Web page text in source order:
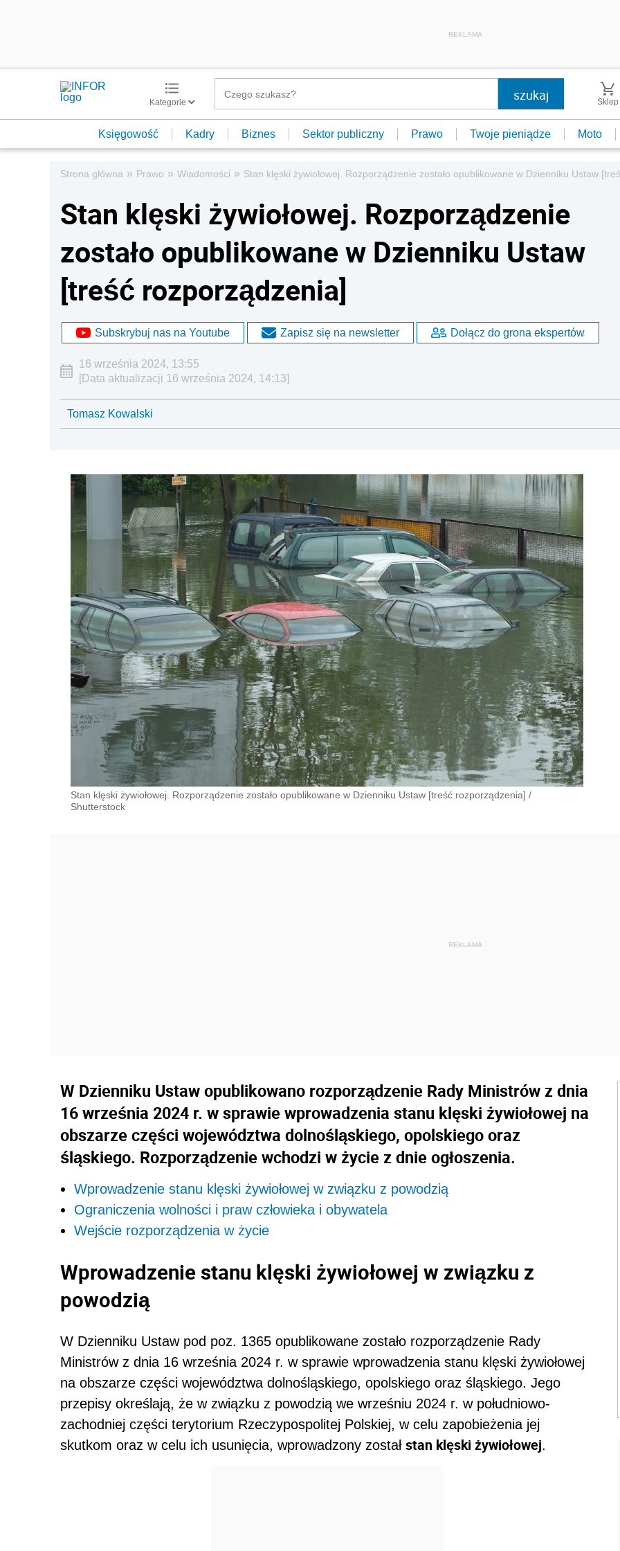
REKLAMA
Kategorie Sklep
Księgowość Kadry Biznes Sektor publiczny Prawo Twoje pieniądze Moto
Strona główna » Prawo » Wiadomości » Stan klęski żywiołowej. Rozporządzenie zostało opublikowane w Dzienniku Ustaw
Stan klęski żywiołowej. Rozporządzenie
zostało opublikowane w Dzienniku Ustaw
[treść rozporządzenia]
Subskrybuj nas na Youtube Zapisz się na newsletter Dołącz do grona ekspertów
16 września 2024, 13:55
[Data aktualizacji 16 września 2024, 14:13]
Tomasz Kowalski
Stan klęski żywiołowej. Rozporządzenie zostało opublikowane w Dzienniku Ustaw [treść rozporządzenia] /
Shutterstock
W Dzienniku Ustaw opublikowano rozporządzenie Rady Ministrów z dnia
16 września 2024 r. w sprawie wprowadzenia stanu klęski żywiołowej na
obszarze części województwa dolnośląskiego, opolskiego oraz
śląskiego. Rozporządzenie wchodzi w życie z dnie ogłoszenia.
Wprowadzenie stanu klęski żywiołowej w związku z powodzią
Ograniczenia wolności i praw człowieka i obywatela
Wejście rozporządzenia w życie
Wprowadzenie stanu klęski żywiołowej w związku z
powodzią
W Dzienniku Ustaw pod poz. 1365 opublikowane zostało rozporządzenie Rady
Ministrów z dnia 16 września 2024 r. w sprawie wprowadzenia stanu klęski żywiołowej
na obszarze części województwa dolnośląskiego, opolskiego oraz śląskiego. Jego
przepisy określają, że w związku z powodzią we wrześniu 2024 r. w południowo-
zachodniej części terytorium Rzeczypospolitej Polskiej, w celu zapobieżenia jej
skutkom oraz w celu ich usunięcia, wprowadzony został stan klęski żywiołowej.